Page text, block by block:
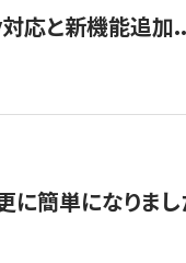
応と新機能追加
簡単になりまし